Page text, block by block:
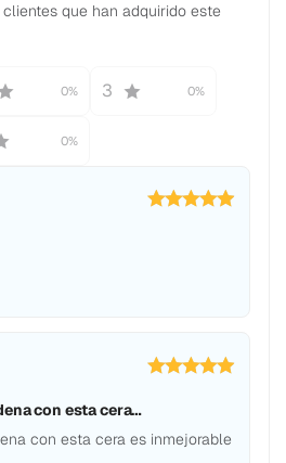
que han adquirido este
0% 3 0%
0%
con esta cera…
con esta cera es inmejorable